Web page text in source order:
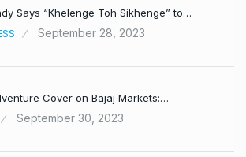
Says “Khelenge Toh Sikhenge” to…
September 28, 2023
Cover on Bajaj Markets:…
September 30, 2023